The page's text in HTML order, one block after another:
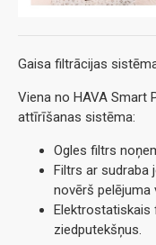
Gaisa filtrācijas
Viena no HAVA Smart
attīrīšanas sistēma:
Ogles filtrs
Filtrs ar sudraba
novērš pelējuma
ziedputekšņus.